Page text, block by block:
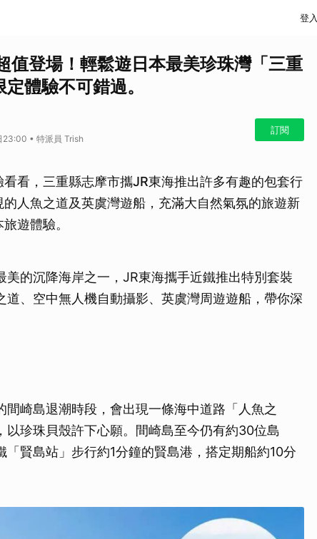
登入
值登場！輕鬆遊日本最美珍珠灣「三重
體驗不可錯過。
• 特派員 Trish
訂閱
看，三重縣志摩市攜JR東海推出許多有趣的包套行
人魚之道及英虞灣遊船，充滿大自然氣氛的旅遊新
遊體驗。
的沉降海岸之一，JR東海攜手近鐵推出特別套裝
、空中無人機自動攝影、英虞灣周遊遊船，帶你深
崎島退潮時段，會出現一條海中道路「人魚之
珍珠貝殼許下心願。間崎島至今仍有約30位島
賢島站」步行約1分鐘的賢島港，搭定期船約10分